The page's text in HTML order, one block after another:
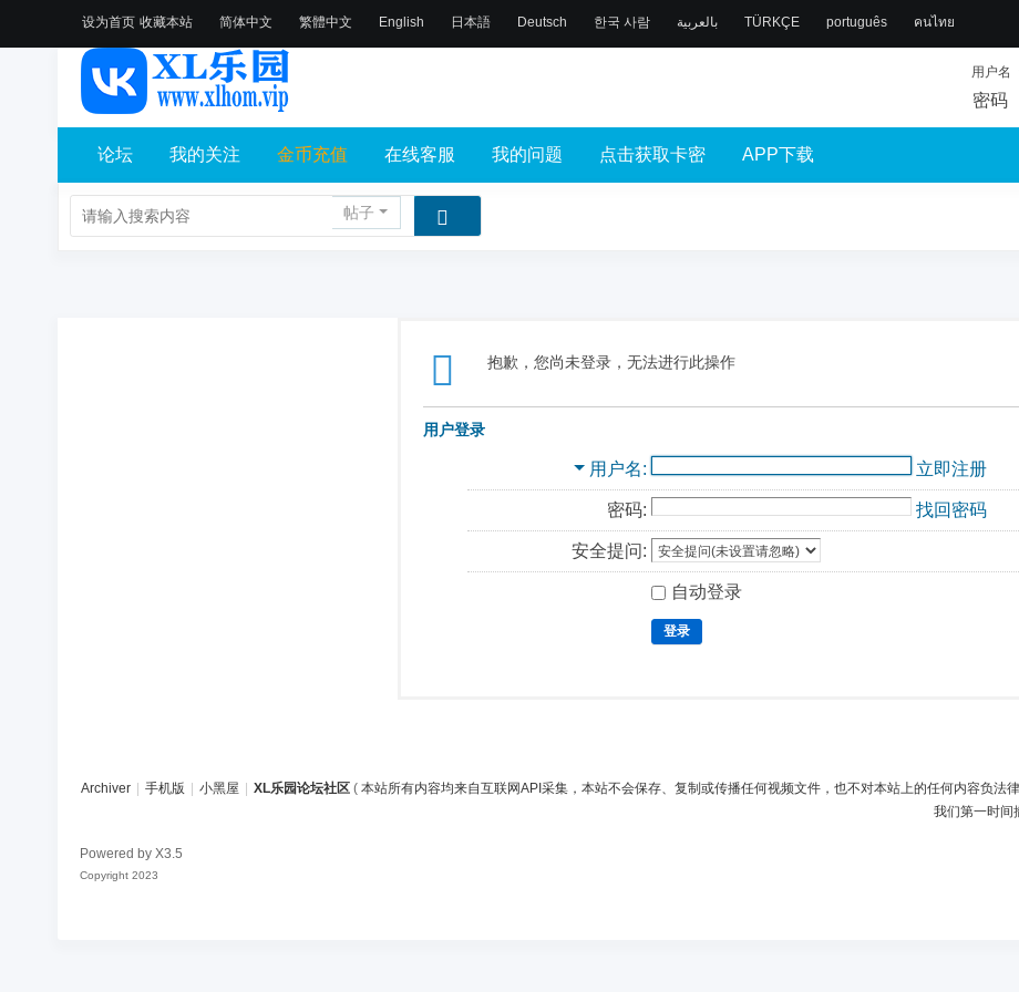
设为首页 收藏本站 简体中文 繁體中文 English 日本語 Deutsch 한국 사람 بالعربية TÜRKÇE português คนไทย
用户名
密码
论坛 我的关注 金币充值 在线客服 我的问题 点击获取卡密 APP下载
帖子
抱歉，您尚未登录，无法进行此操作
用户登录
用户名 立即注册
密码: 找回密码
安全提问:
自动登录
登录
Archiver 手机版 小黑屋 XL乐园论坛社区 ( 本站所有内容均来自互联网API采集，本站不会保存、复制或传播任何视频文件，也不对本站上的任何内容负法
我们第一时间
Powered by X3.5
Copyright 2023